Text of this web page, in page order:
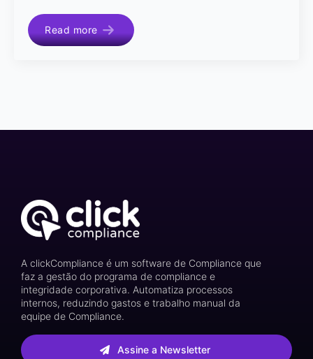
Read more
A clickCompliance é um software de Compliance que
faz a gestão do programa de compliance e
integridade corporativa. Automatiza processos
internos, reduzindo gastos e trabalho manual da
equipe de Compliance.
Assine a Newsletter